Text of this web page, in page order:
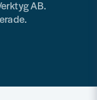
AB.